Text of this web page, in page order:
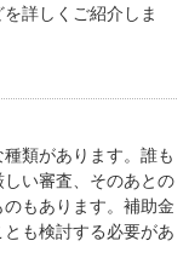
詳しくご紹介しま
類があります。誰も
い審査、そのあとの
もあります。補助金
も検討する必要があ